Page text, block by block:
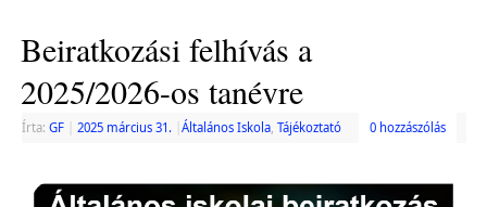
Beiratkozási felhívás a
2025/2026-os tanévre
Írta: GF 2025 március 31. Általános Iskola, Tájékoztató 0 hozzászólás